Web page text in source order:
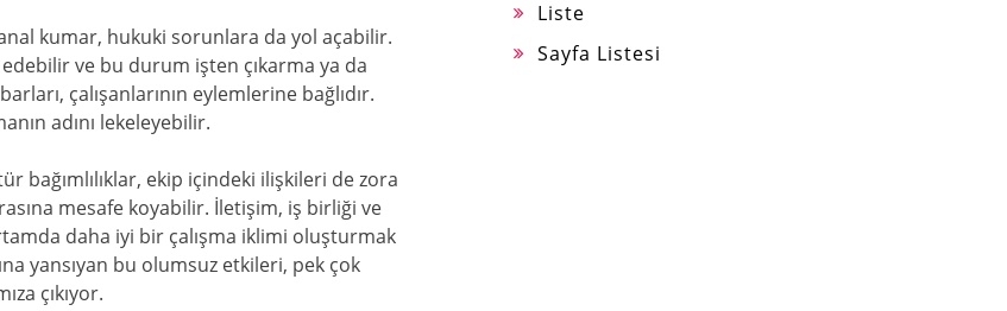
kumar, hukuki sorunlara da yol açabilir.
ve bu durum işten çıkarma ya da
çalışanlarının eylemlerine bağlıdır.
adını lekeleyebilir.
bağımlılıklar, ekip içindeki ilişkileri de zora
mesafe koyabilir. İletişim, iş birliği ve
daha iyi bir çalışma iklimi oluşturmak
yansıyan bu olumsuz etkileri, pek çok
çıkıyor.
Liste
Sayfa Listesi